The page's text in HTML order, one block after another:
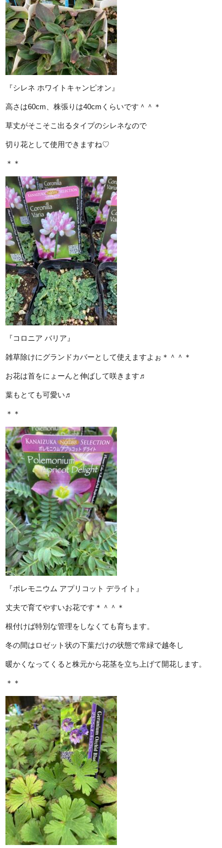
『シレネ ホワイトキャンピオン』
高さは60cm、株張りは40cmくらいです＾＾＊
草丈がそこそこ出るタイプのシレネなので
切り花として使用できますね♡
＊＊
『コロニア バリア』
雑草除けにグランドカバーとして使えますよぉ＊＾＾＊
お花は首をにょーんと伸ばして咲きます♬
葉もとても可愛い♬
＊＊
『ポレモニウム アプリコット デライト』
丈夫で育てやすいお花です＊＾＾＊
根付けば特別な管理をしなくても育ちます。
冬の間はロゼット状の下葉だけの状態で常緑で越冬し
暖かくなってくると株元から花茎を立ち上げて開花します。
＊＊